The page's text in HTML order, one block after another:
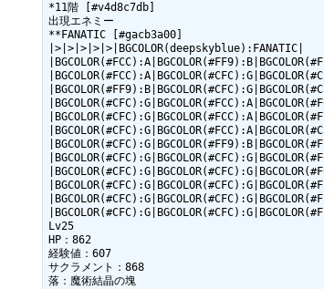
*11階 [#v4d8c7db]
出現エネミー
**FANATIC [#gacb3a00]
|>|>|>|>|>|BGCOLOR(deepskyblue):FANATIC|
Lv25
HP：862
経験値：607
サクラメント：868
落：魔術結晶の塊